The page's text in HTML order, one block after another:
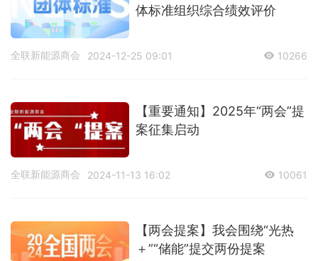
体标准组织综合绩效评价
全联新能源商会 2024-12-25 09:01 10266
【重要通知】2025年“两会”提
案征集启动
全联新能源商会 2024-11-13 16:02 10061
【两会提案】我会围绕“光热
＋”“储能”提交两份提案